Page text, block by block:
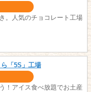
。人気のチョコレート工場
「5S」工場
！アイス食べ放題でお土産